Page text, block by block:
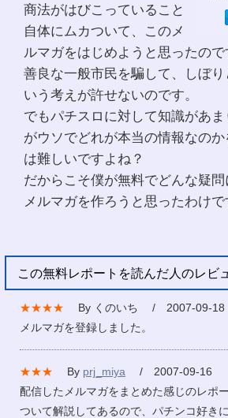
商法がはびこっていること
自体にムカついて、このメ
ルマガをはじめようと思ったので
善良な一般市民を騙して、しぼり
いう考えが許せないのです。
でもパチスロに対して知識があ
がウソでどれが本当の情報なの
は難しいですよね？
だからこそ僕が無料でどんな疑問
メルマガを作ろうと思ったわけで
この無料レポートを読んだ人のレビ
★★★★
By くのいち / 2007-09-18
メルマガを登録しました。
★★★ By prj_miya
/ 2007-09-16
配信したメルマガをまとめた感じのレポ
ついて解説してあるので、パチンコ好き